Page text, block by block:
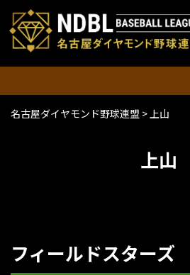
名古屋ダイヤモンド野球連盟 >上山
上山
フィールドスター